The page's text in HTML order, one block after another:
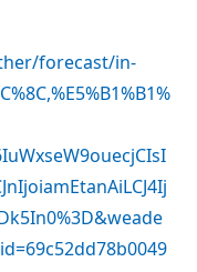
forecast/in-